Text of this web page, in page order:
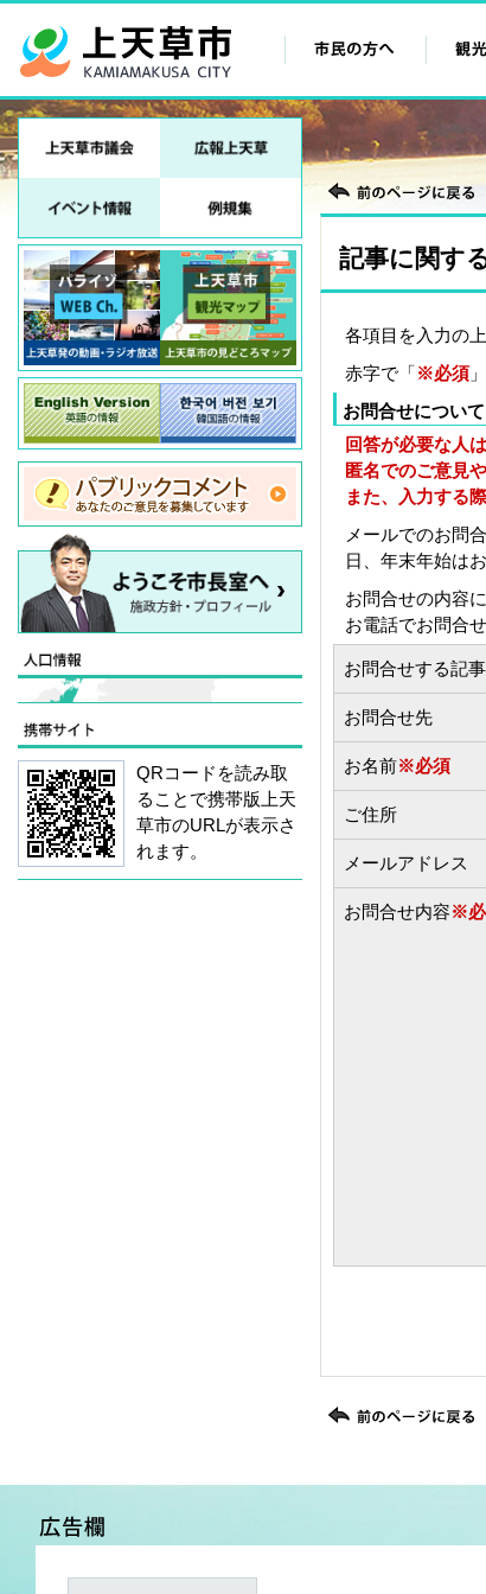
記事に関す
各項目を入力の
赤字で「※必須
お問合せについて
回答が必要な人
匿名でのご意見
また、入力する
メールでのお問
日、年末年始は
お問合せの内容
お電話でお問合
お問合せする記事
お問合せ先
お名前※必須
ご住所
メールアドレス
お問合せ内容※
QRコードを読み取
ることで携帯版上天
草市のURLが表示さ
れます。